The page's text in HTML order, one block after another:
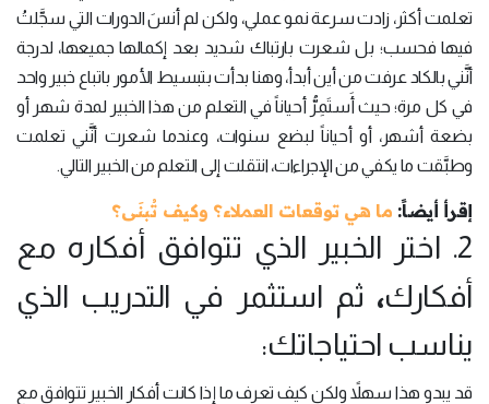
تعلمت أكثر، زادت سرعة نمو عملي، ولكن لم أنسَ الدورات التي سجَّلتُ
فيها فحسب؛ بل شعرت بارتباك شديد بعد إكمالها جميعها، لدرجة
أنَّني بالكاد عرفت من أين أبدأ، وهنا بدأت بتبسيط الأمور باتباع خبير واحد
في كل مرة؛ حيث أَستَمِرُّ أحياناً في التعلم من هذا الخبير لمدة شهر أو
بضعة أشهر، أو أحياناً لبضع سنوات، وعندما شعرت أنَّني تعلمت
وطبَّقت ما يكفي من الإجراءات، انتقلت إلى التعلم من الخبير التالي.
إقرأ أيضاً: ما هي توقعات العملاء؟ وكيف تُبنَى؟
2. اختر الخبير الذي تتوافق أفكاره مع
أفكارك، ثم استثمر في التدريب الذي
يناسب احتياجاتك:
قد يبدو هذا سهلاً ولكن كيف تعرف ما إذا كانت أفكار الخبير تتوافق مع